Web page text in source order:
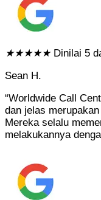
★★★★★ Dinilai 5
Sean H.
“Worldwide Call
dan jelas
Mereka selalu
melakukannya